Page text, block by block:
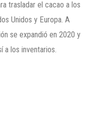
trasladar el cacao a los
Unidos y Europa. A
se expandió en 2020 y
a los inventarios.